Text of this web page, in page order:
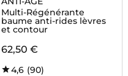
Multi-Régénérante
baume anti-rides lèvres
et contour
62,50 €
4,6 (90)